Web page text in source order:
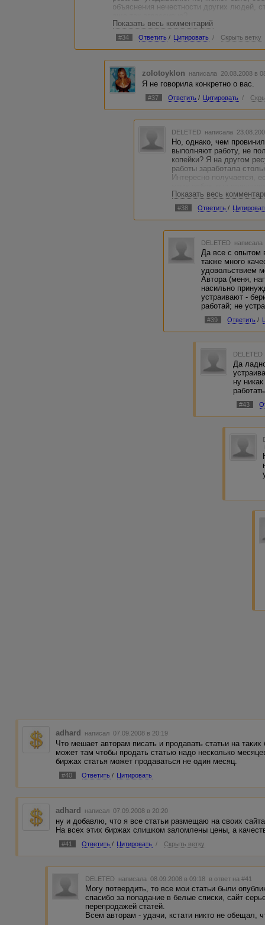
объяснения нечестности других людей,
копипаст гуглем распознается весьма
а "держи вора" кричат чаще всего ....
Показать весь комментарий
#34 Ответить / Цитировать / Скрыть ветку
zolotoyklon написала 20.08.2008 в
Я не говорила конкретно о вас.
#37 Ответить / Цитировать /
DELETED написала
Но, однако, чем
выполняют работу, не
копейки? Я на другом
работы заработала
Интересно получается,
А в серьезных местах
чтобы писать статью по
подешевле, и, ничего не
Веселуха...
Показать весь
#38 Ответить /
DELETED
Да все с опытом
также много
удовольствием
Автора (меня,
насильно
устраивают -
работай; не
#39 Ответить /
DELETED
Да
ну
#43
adhard написал 07.09.2008 в 20:19
Что мешает авторам писать и продавать статьи на
может там чтобы продать статью надо несколько
биржах статья может продаваться не один месяц.
#40 Ответить / Цитировать
adhard написал 07.09.2008 в 20:20
ну и добавлю, что я все статьи размещаю на своих
На всех этих биржах слишком заломлены цены, а
#41 Ответить / Цитировать / Скрыть ветку
DELETED написала 08.09.2008 в 09:18 в ответ на #41
Могу потвердить, то все мои статьи были
спасибо за попадание в белые списки, сайт
перепродажей статей.
Всем авторам - удачи, кстати никто не обещал,